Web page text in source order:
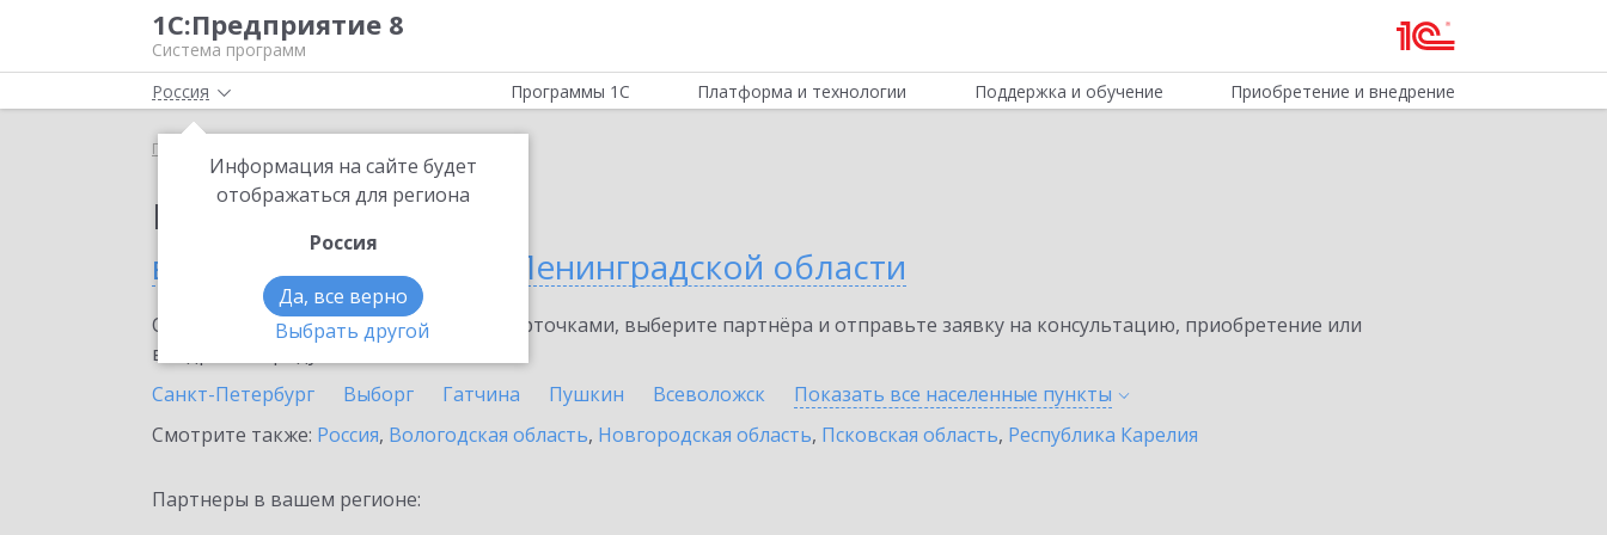
1С:Предприятие 8
Система программ
Россия
Информация на сайте будет
отображаться для региона
Россия
Да, все верно
Выбрать другой
Программы 1С Платформа и технологии Поддержка и обучение Приобретение и внедрение
Главная
Партнеры фирмы 1С
в Санкт-Петербурге и Ленинградской области
Ознакомьтесь с информационными карточками, выберите партнёра и отправьте заявку на консультацию, приобретение или
внедрение продукта.
Санкт-Петербург
Выборг Гатчина Пушкин Всеволожск Показать все населенные пункты
Смотрите также: Россия, Вологодская область, Новгородская область, Псковская область, Республика Карелия
Партнеры в вашем регионе: